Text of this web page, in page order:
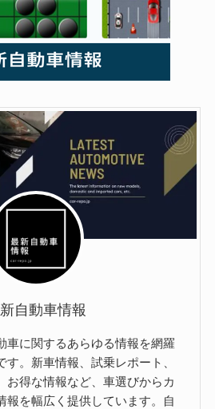
自動車情報
車に関するあらゆる情報を網羅
。新車情報、試乗レポート、
お得な情報など、車選びからカ
報を幅広く提供しています。自